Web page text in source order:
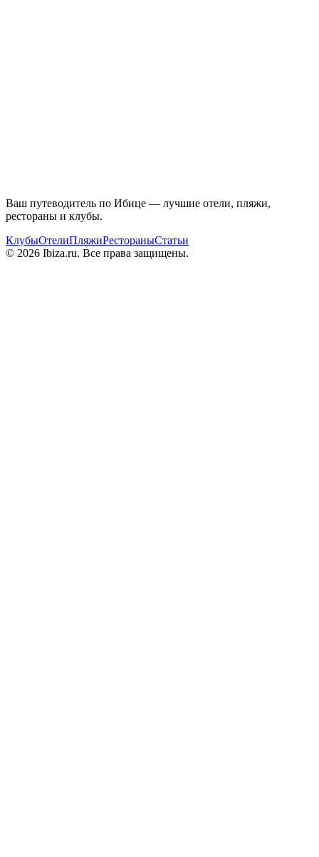
Ваш путеводитель по Ибице — лучшие отели, пляжи,
рестораны и клубы.
КлубыОтелиПляжиРестораныСтатьи
© 2026 Ibiza.ru. Все права защищены.